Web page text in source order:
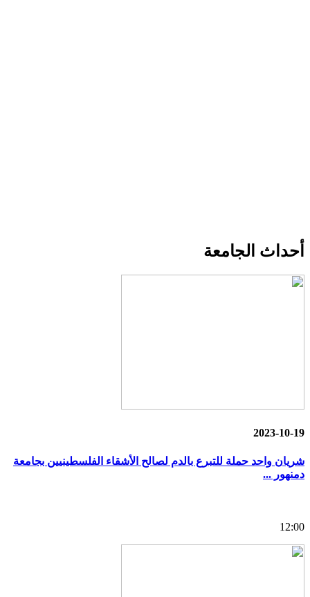
أحداث الجامعة
2023-10-19
شريان واحد حملة للتبرع بالدم لصالح الأشقاء الفلسطينيين بجامعة
دمنهور ...
12:00